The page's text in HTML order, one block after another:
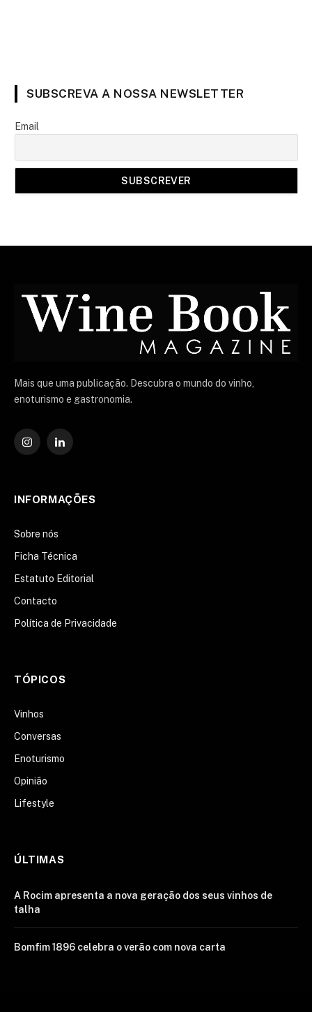
SUBSCREVA A NOSSA NEWSLETTER
Email
Mais que uma publicação. Descubra o mundo do vinho,
enoturismo e gastronomia.
Instagram
O
INFORMAÇÕES
Sobre nós
Ficha Técnica
Estatuto Editorial
Contacto
Política de Privacidade
TÓPICOS
Vinhos
Conversas
Enoturismo
Opinião
Lifestyle
ÚLTIMAS
A Rocim apresenta a nova geração dos seus vinhos de
talha
Bomfim 1896 celebra o verão com nova carta